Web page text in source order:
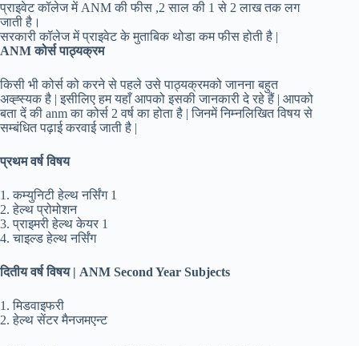
प्राइवेट कॉलेज में ANM की फीस ,2 साल की 1 से 2 लाख तक लग
जाती है।
सरकारी कॉलेज में प्राइवेट के मुताबिक थोडा कम फीस होती है |
ANM कोर्स पाठ्यक्रम
किसी भी कोर्स को करने से पहले उसे पाठ्यक्रमको जानना बहुत
अव्ह्स्यक है | इसीलिए हम यहाँ आपको इसकी जानकारी दे रहे हैं | आपको
बता दें की anm का कोर्स 2 वर्ष का होता है | जिनमें निम्नलिखित विषय से
सम्बंधित पढ़ाई करवाई जाती है |
प्रथम वर्ष विषय
1. कम्युनिटी हेल्थ नर्सिंग 1
2. हेल्थ प्रोमोशन
3. प्राइमरी हेल्थ केयर 1
4. चाइल्ड हेल्थ नर्सिंग
दितीय वर्ष विषय | ANM Second Year Subjects
1. मिडवाइफरी
2. हेल्थ सेंटर मैनजमएन्ट